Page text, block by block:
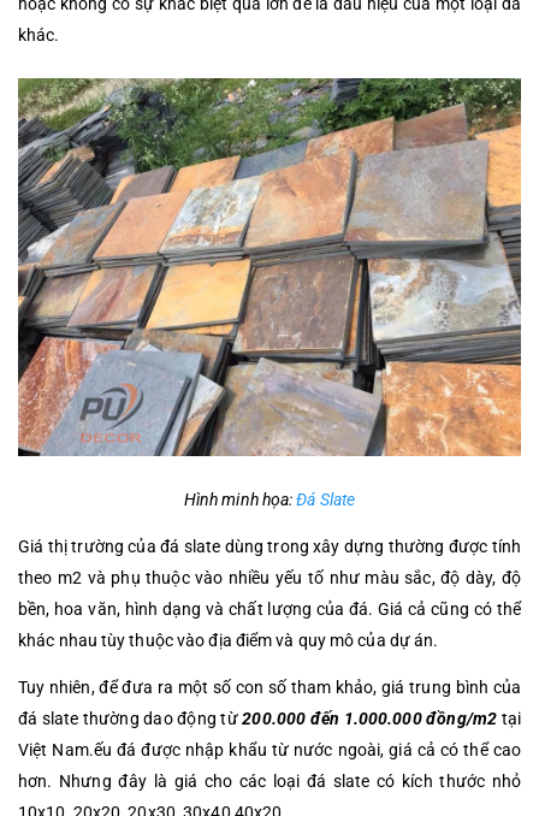
hoặc không có sự khác biệt quá lớn để là dấu hiệu của một loại đá
khác.
Hình minh họa:Đá Slate
Giá thị trường của đá slate dùng trong xây dựng thường được tính
theo m2 và phụ thuộc vào nhiều yếu tố như màu sắc, độ dày, độ
bền, hoa văn, hình dạng và chất lượng của đá. Giá cả cũng có thể
khác nhau tùy thuộc vào địa điểm và quy mô của dự án.
Tuy nhiên, để đưa ra một số con số tham khảo, giá trung bình của
đá slate thường dao động từ200.000 đến 1.000.000 đồng/m2 tại
Việt Nam.ếu đá được nhập khẩu từ nước ngoài, giá cả có thể cao
hơn. Nhưng đây là giá cho các loại đá slate có kích thước nhỏ